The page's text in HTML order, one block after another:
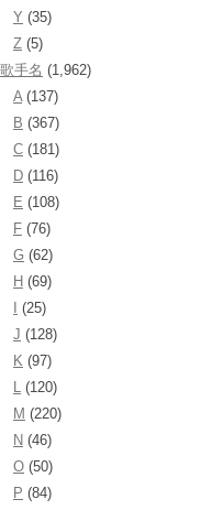
Y (35)
Z (5)
歌手名 (1,962)
A(137)
B (367)
C (181)
D (116)
E (108)
F (76)
G (62)
H (69)
(25)
J (128)
K (97)
L (120)
M (220)
N (46)
O (50)
P (84)